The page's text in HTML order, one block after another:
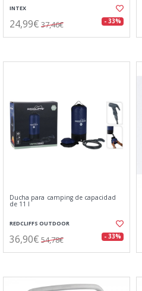
INTEX
24,99€ 37,46€ - 33%
Ducha para camping de capacidad
de 11 l
REDCLIFFS OUTDOOR
36,90€ 54,78€ - 33%